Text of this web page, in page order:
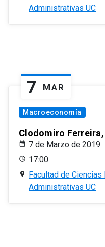
Administrativas UC
7 MAR
Macroeconomía
Clodomiro Ferreira,
7 de Marzo de 2019
17:00
Facultad de Ciencias
Administrativas UC